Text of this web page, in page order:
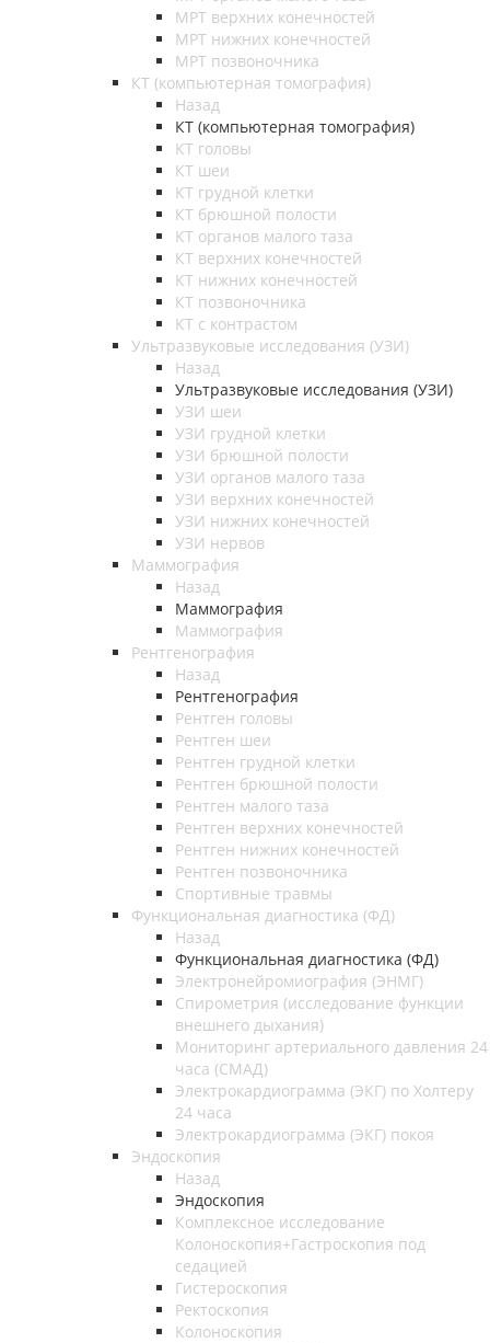
МРТ верхних конечностей
МРТ нижних конечностей
МРТ позвоночника
КТ (компьютерная томография)
Назад
КТ (компьютерная томография)
КТ головы
КТ шеи
КТ грудной клетки
КТ брюшной полости
КТ органов малого таза
КТ верхних конечностей
КТ нижних конечностей
КТ позвоночника
КТ с контрастом
Ультразвуковые исследования (УЗИ)
Назад
Ультразвуковые исследования (УЗИ)
УЗИ шеи
УЗИ грудной клетки
УЗИ брюшной полости
УЗИ органов малого таза
УЗИ верхних конечностей
УЗИ нижних конечностей
УЗИ нервов
Маммография
Назад
Маммография
Маммография
Рентгенография
Назад
Рентгенография
Рентген головы
Рентген шеи
Рентген грудной клетки
Рентген брюшной полости
Рентген малого таза
Рентген верхних конечностей
Рентген нижних конечностей
Рентген позвоночника
Спортивные травмы
Функциональная диагностика (ФД)
Назад
Функциональная диагностика (ФД)
Электронейромиография (ЭНМГ)
Спирометрия (исследование функции
внешнего дыхания)
Мониторинг артериального давления 24
часа (СМАД)
Электрокардиограмма (ЭКГ) по Холтеру
24 часа
Электрокардиограмма (ЭКГ) покоя
Эндоскопия
Назад
Эндоскопия
Комплексное исследование
Колоноскопия+Гастроскопия под
седацией
Гистероскопия
Ректоскопия
Колоноскопия